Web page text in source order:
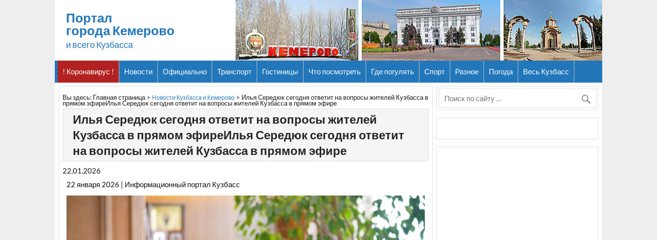
Портал
города Кемерово
и всего Кузбасса
! Коронавирус ! Новости Официально Транспорт Гостиницы Что посмотреть Где погулять Спорт Разное Погода Весь Кузбасс
Вы здесь: Главная страница> Новости Кузбасса и Кемерово > Илья Середюк сегодня ответит на вопросы жителей Кузбасса в
прямом эфиреИлья Середюк сегодня ответит на вопросы жителей Кузбасса в прямом эфире
Илья Середюк сегодня ответит на вопросы жителей
Кузбасса в прямом эфиреИлья Середюк сегодня ответит
на вопросы жителей Кузбасса в прямом эфире
22.01.2026
22 января 2026 | Информационный портал Кузбасс